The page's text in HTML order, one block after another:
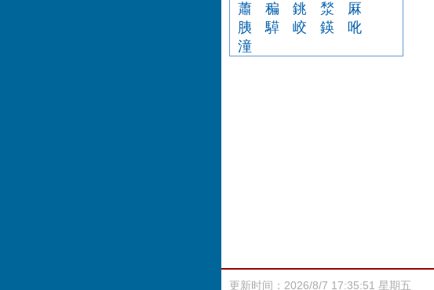
蕭
稨 銚 湬
厤
胰
騲 峧 鍈
吪
潼
更新时间：2026/8/7 17:35:51 星期五